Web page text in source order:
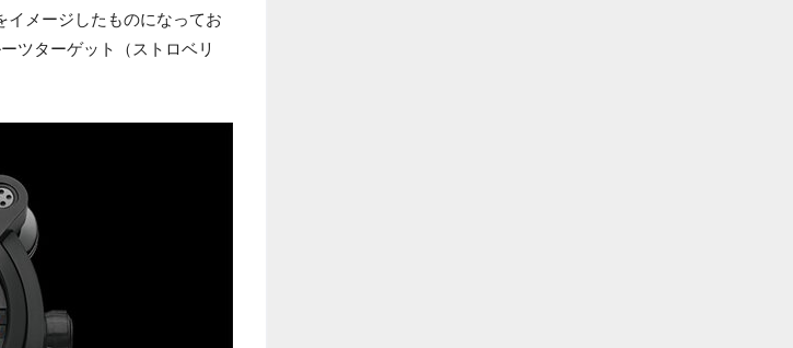
イメージしたものになってお
ツターゲット（ストロベリ